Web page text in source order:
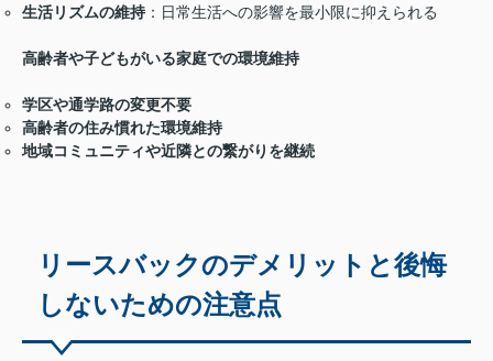
生活リズムの維持 ：日常生活への影響を最小限に抑えられる
高齢者や子どもがいる家庭での環境維持
学区や通学路の変更不要
高齢者の住み慣れた環境維持
地域コミュニティや近隣との繋がりを継続
リースバックのデメリットと後悔
しないための注意点